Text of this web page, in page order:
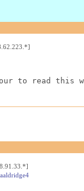
to read